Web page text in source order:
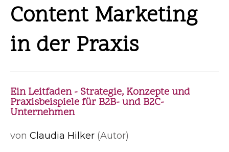
Content Marketing
in der Praxis
Ein Leitfaden - Strategie, Konzepte und
Praxisbeispiele für B2B- und B2C-
Unternehmen
von Claudia Hilker (Autor)